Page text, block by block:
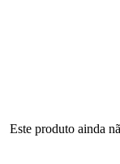
Este produto ainda